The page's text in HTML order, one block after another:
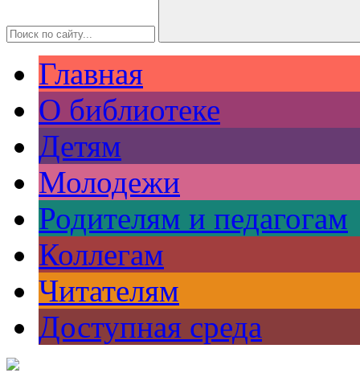
Главная
О библиотеке
Детям
Молодежи
Родителям и педагогам
Коллегам
Читателям
Доступная среда